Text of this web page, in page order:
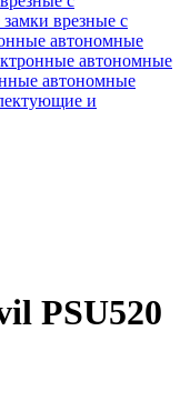
врезные с
автономные
автономные
автономные
и
PSU520